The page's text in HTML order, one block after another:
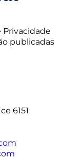
Privacidade
publicadas
6151